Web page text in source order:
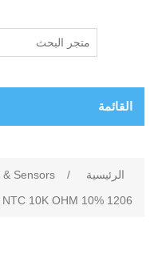
القائمة
الرئيسية /
Sensors
10K OHM 10% 1206-